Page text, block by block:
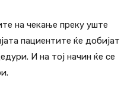
на чекање преку уште
пациентите ќе добијат
И на тој начин ќе се